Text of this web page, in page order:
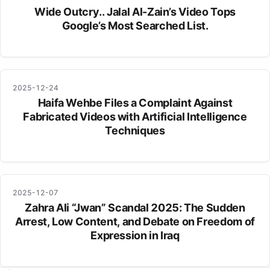
Wide Outcry.. Jalal Al-Zain’s Video Tops
Google’s Most Searched List.
2025-12-24
Haifa Wehbe Files a Complaint Against
Fabricated Videos with Artificial Intelligence
Techniques
2025-12-07
Zahra Ali “Jwan” Scandal 2025: The Sudden
Arrest, Low Content, and Debate on Freedom of
Expression in Iraq